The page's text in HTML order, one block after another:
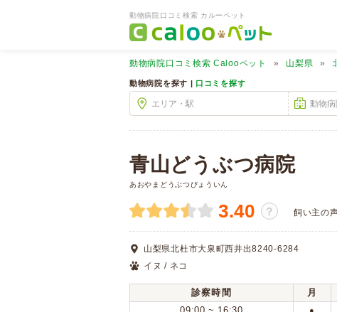
動物病院口コミ検索 カルーペット
動物病院口コミ検索 Calooペット 山梨県
動物病院を探す | 口コミを探す
青山どうぶつ病院
あおやまどうぶつびょういん
3.40 ？ 飼い主の
山梨県北杜市大泉町西井出8240-6284
イヌ / ネコ
診察時間 月
●